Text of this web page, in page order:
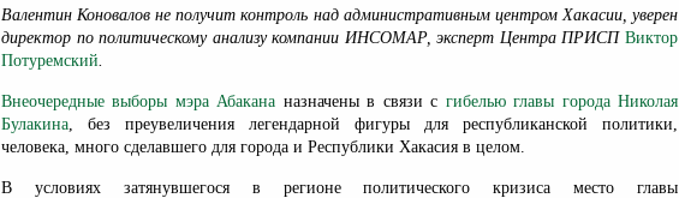
Валентин Коновалов не получит контроль над административным центром Хакасии, уверен
директор по политическому анализу компании ИНСОМАР, эксперт Центра ПРИСП Виктор
Потуремский.
Внеочередные выборы мэра Абакана назначены в связи с гибелью главы города Николая
Булакина, без преувеличения легендарной фигуры для республиканской политики,
человека, много сделавшего для города и Республики Хакасия в целом.
В условиях затянувшегося в регионе политического кризиса место главы